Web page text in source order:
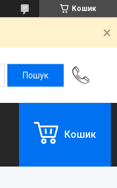
Кошик
Кошик